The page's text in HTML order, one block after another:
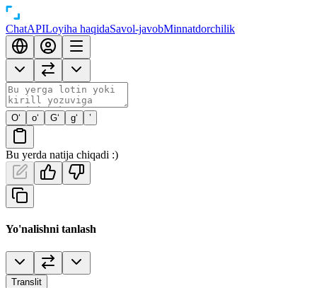
ChatAPILoyiha haqidaSavol-javobMinnatdorchilik
O‘ o‘ G‘ g‘ ’
Bu yerda natija chiqadi :)
Yo'nalishni tanlash
Translit